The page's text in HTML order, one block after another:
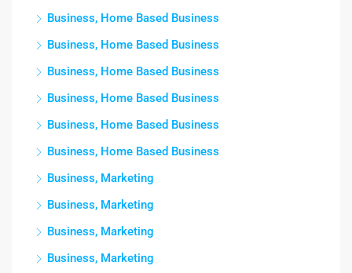
Business, Home Based Business
Business, Home Based Business
Business, Home Based Business
Business, Home Based Business
Business, Home Based Business
Business, Home Based Business
Business, Marketing
Business, Marketing
Business, Marketing
Business, Marketing